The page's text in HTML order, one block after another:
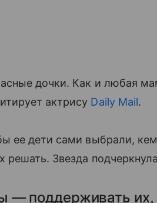
дочки. Как и любая
актрису Daily Mail.
ее дети сами выбрали,
решать. Звезда
— поддерживать их,